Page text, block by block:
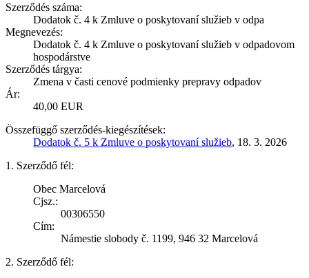
Szerződés száma:
Dodatok č. 4 k Zmluve o poskytovaní služieb v odpa
Megnevezés:
Dodatok č. 4 k Zmluve o poskytovaní služieb v odpadovom
hospodárstve
Szerződés tárgya:
Zmena v časti cenové podmienky prepravy odpadov
Ár:
40,00 EUR
Összefüggő szerződés-kiegészítések:
Dodatok č. 5 k Zmluve o poskytovaní služieb, 18. 3. 2026
1. Szerződő fél:
Obec Marcelová
Cjsz.:
00306550
Cím:
Námestie slobody č. 1199, 946 32 Marcelová
2. Szerződő fél: